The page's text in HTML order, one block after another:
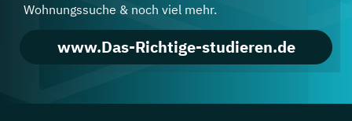
Wohnungssuche & noch viel mehr.
www.Das-Richtige-studieren.de